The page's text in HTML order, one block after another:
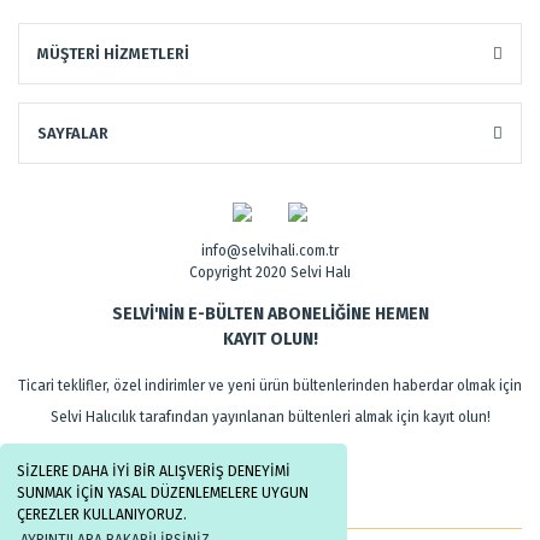
SİZLERE DAHA İYİ BİR ALIŞVERİŞ DENEYİMİ
SUNMAK İÇİN YASAL DÜZENLEMELERE UYGUN
ÇEREZLER KULLANIYORUZ.
MÜŞTERİ HİZMETLERİ
SAYFALAR
info@selvihali.com.tr
Copyright 2020 Selvi Halı
SELVİ'NİN E-BÜLTEN ABONELİĞİNE HEMEN
KAYIT OLUN!
Ticari teklifler, özel indirimler ve yeni ürün bültenlerinden haberdar olmak için
Selvi Halıcılık tarafından yayınlanan bültenleri almak için kayıt olun!